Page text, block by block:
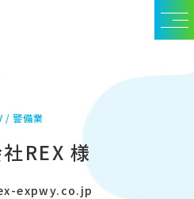
警備業
REX 様
expwy.co.jp